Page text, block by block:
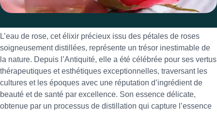
L’eau de rose, cet élixir précieux issu des pétales de roses
soigneusement distillées, représente un trésor inestimable de
la nature. Depuis l’Antiquité, elle a été célébrée pour ses vertus
thérapeutiques et esthétiques exceptionnelles, traversant les
cultures et les époques avec une réputation d’ingrédient de
beauté et de santé par excellence. Son essence délicate,
obtenue par un processus de distillation qui capture l’essence